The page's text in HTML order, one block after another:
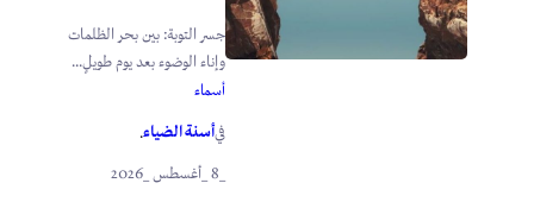
جسر التوبة: بين بحر الظلمات
وإناء الوضوء بعد يوم طويلٍ...
أسماء
فيأسنة الضياء.